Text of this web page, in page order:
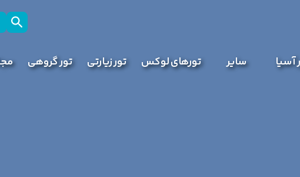
آسیا سایر تورهای لوکس تور زیارتی تور گروهی